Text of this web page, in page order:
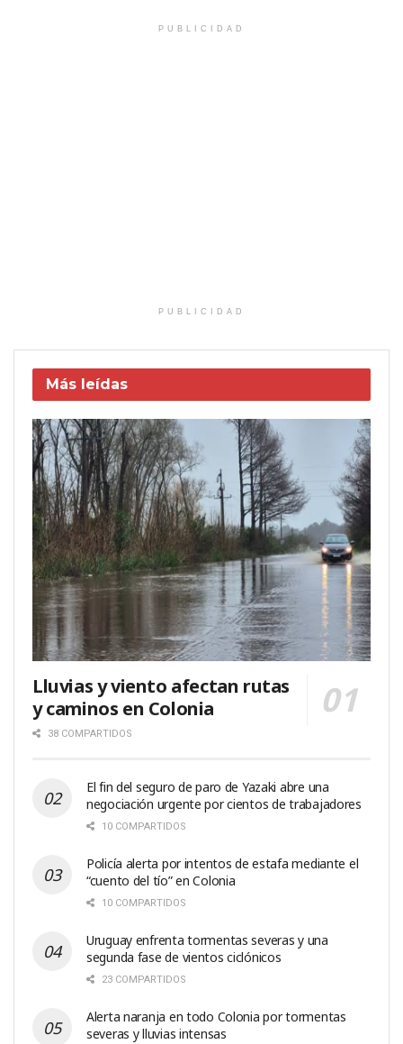
PUBLICIDAD
PUBLICIDAD
Más leídas
Lluvias y viento afectan rutas
y caminos en Colonia
38 COMPARTIDOS
El fin del seguro de paro de Yazaki abre una
negociación urgente por cientos de trabajadores
10 COMPARTIDOS
Policía alerta por intentos de estafa mediante el
“cuento del tío” en Colonia
10 COMPARTIDOS
Uruguay enfrenta tormentas severas y una
segunda fase de vientos ciclónicos
23 COMPARTIDOS
Alerta naranja en todo Colonia por tormentas
severas y lluvias intensas